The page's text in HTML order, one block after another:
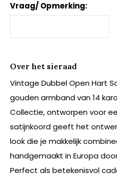
Vraag/ Opmerking:
Over het sieraad
Vintage Dubbel Open Hart
gouden armband van 14
Collectie, ontworpen voor
satijnkoord geeft het
look die je makkelijk
handgemaakt in Europa
Perfect als betekenisvol